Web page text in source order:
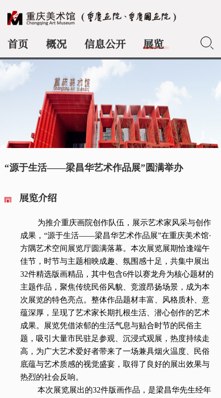
首页 概况 信息公开 展览 典藏
“源于生活——梁昌华艺术作品展”圆满举办
展览介绍
为推介重庆画院创作队伍，展示艺术家风采与创作
成果，“源于生活——梁昌华艺术作品展”在重庆美术馆·
方隅艺术空间展览厅圆满落幕。本次展览展期恰逢端午
佳节，时节与主题相映成趣、氛围感十足，共集中展出
32件精选版画精品，其中包含6件以赛龙舟为核心题材的
主题作品，聚焦传统民俗风貌、竞渡昂扬场景，成为本
次展览的特色亮点。整体作品题材丰富、风格质朴、意
蕴深厚，呈现了艺术家长期扎根生活、潜心创作的艺术
成果。展览凭借浓郁的生活气息与贴合时节的民俗主
题，吸引大量市民驻足参观、沉浸式观展，热度持续走
高，为广大艺术爱好者带来了一场兼具烟火温度、民俗
底蕴与艺术质感的视觉盛宴，取得了良好的展出效果与
热烈的社会反响。
本次展览展出的32件版画作品，是梁昌华先生经年